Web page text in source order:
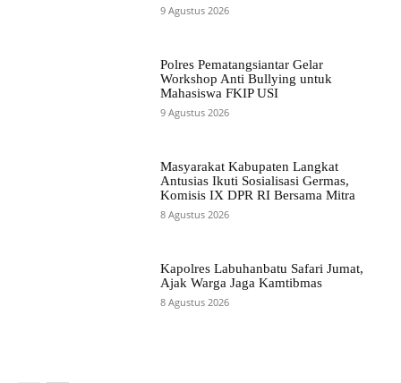
9 Agustus 2026
Polres Pematangsiantar Gelar
Workshop Anti Bullying untuk
Mahasiswa FKIP USI
9 Agustus 2026
Masyarakat Kabupaten Langkat
Antusias Ikuti Sosialisasi Germas,
Komisis IX DPR RI Bersama Mitra
8 Agustus 2026
Kapolres Labuhanbatu Safari Jumat,
Ajak Warga Jaga Kamtibmas
8 Agustus 2026